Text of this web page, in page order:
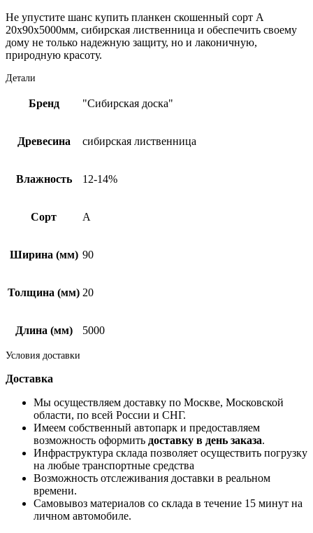
Не упустите шанс купить планкен скошенный сорт А
20х90х5000мм, сибирская лиственница и обеспечить своему
дому не только надежную защиту, но и лаконичную,
природную красоту.
Детали
Бренд "Сибирская доска"
Древесина сибирская лиственница
Влажность 12-14%
Сорт А
Ширина (мм) 90
Толщина (мм) 20
Длина (мм) 5000
Условия доставки
Доставка
Мы осуществляем доставку по Москве, Московской
области, по всей России и СНГ.
Имеем собственный автопарк и предоставляем
возможность оформить доставку в день заказа.
Инфраструктура склада позволяет осуществить погрузку
на любые транспортные средства
Возможность отслеживания доставки в реальном
времени.
Самовывоз материалов со склада в течение 15 минут на
личном автомобиле.